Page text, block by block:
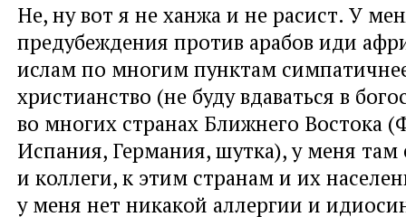
Не, ну вот я не ханжа и не расист. У
предубеждения против арабов иди
ислам по многим пунктам
христианство (не буду вдаваться в
во многих странах Ближнего Востока
Испания, Германия, шутка), у меня там
и коллеги, к этим странам и их
у меня нет никакой аллергии и